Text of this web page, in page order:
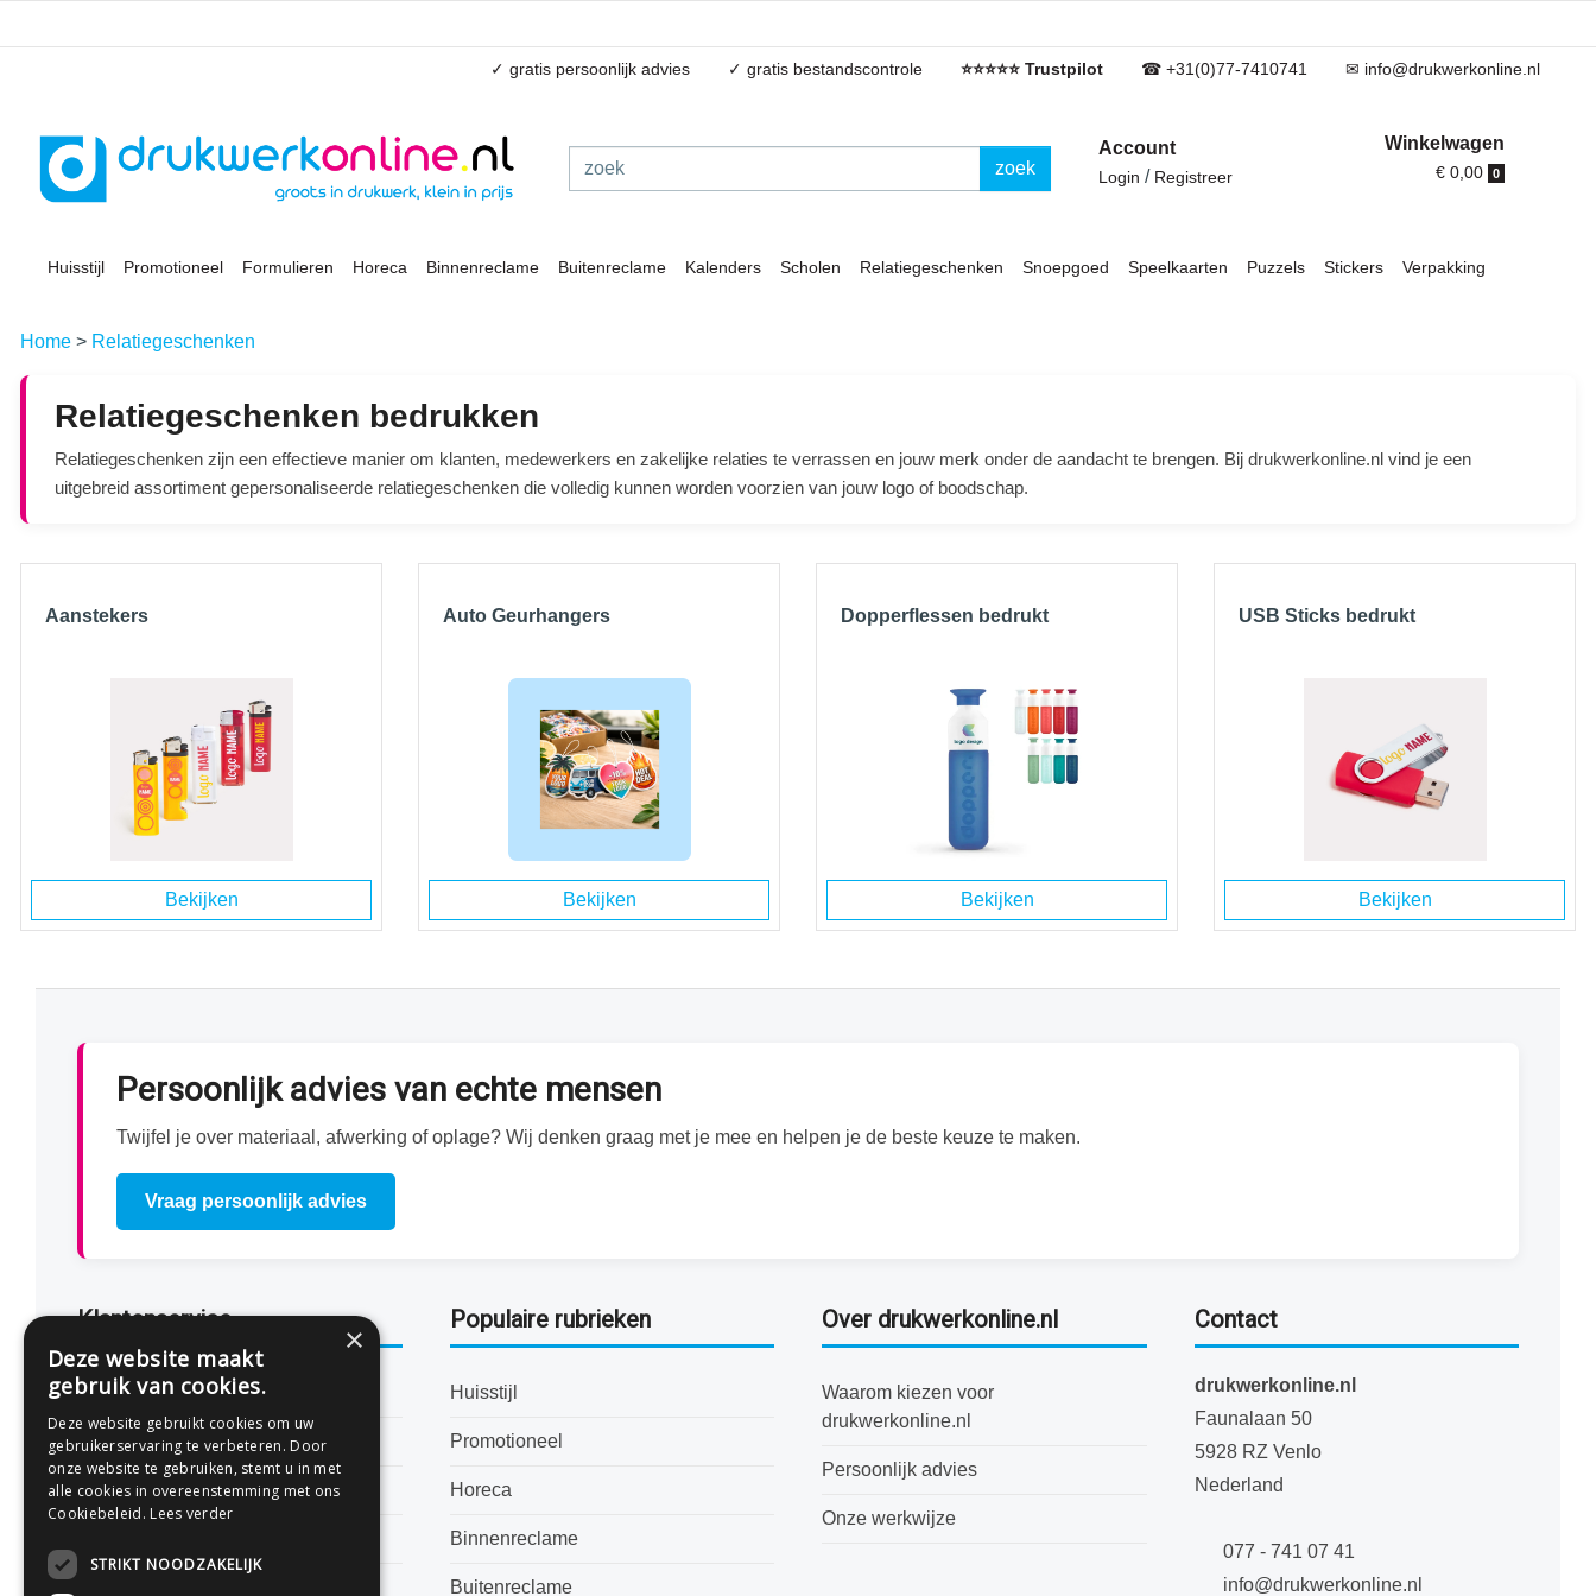
✓ gratis persoonlijk advies ✓ gratis bestandscontrole ⭐⭐⭐⭐⭐ Trustpilot ☎ +31(0)77-7410741 ✉ info@drukwerkonline.nl
zoek
Account
Login / Registreer
Winkelwagen
€ 0,00 0
Huisstijl Promotioneel Formulieren Horeca Binnenreclame Buitenreclame Kalenders Scholen Relatiegeschenken Snoepgoed Speelkaarten Puzzels Stickers Verpakking
Home > Relatiegeschenken
Relatiegeschenken bedrukken
Relatiegeschenken zijn een effectieve manier om klanten, medewerkers en zakelijke relaties te verrassen en jouw merk onder de aandacht te brengen. Bij drukwerkonline.nl vind je een
uitgebreid assortiment gepersonaliseerde relatiegeschenken die volledig kunnen worden voorzien van jouw logo of boodschap.
Aanstekers
Bekijken
Auto Geurhangers
Bekijken
Dopperflessen bedrukt
Bekijken
USB Sticks bedrukt
Bekijken
Persoonlijk advies van echte mensen
Twijfel je over materiaal, afwerking of oplage? Wij denken graag met je mee en helpen je de beste keuze te maken.
Vraag persoonlijk advies
Klantenservice
Bestanden aanleveren
Levertijden
Veelgestelde vragen
Populaire rubrieken
Huisstijl
Promotioneel
Horeca
Binnenreclame
Buitenreclame
Over drukwerkonline.nl
Waarom kiezen voor
drukwerkonline.nl
Persoonlijk advies
Onze werkwijze
Contact
drukwerkonline.nl
Faunalaan 50
5928 RZ Venlo
Nederland
077 - 741 07 41
info@drukwerkonline.nl
×
Deze website maakt
gebruik van cookies.
Deze website gebruikt cookies om uw
gebruikerservaring te verbeteren. Door
onze website te gebruiken, stemt u in met
alle cookies in overeenstemming met ons
Cookiebeleid. Lees verder
STRIKT NOODZAKELIJK